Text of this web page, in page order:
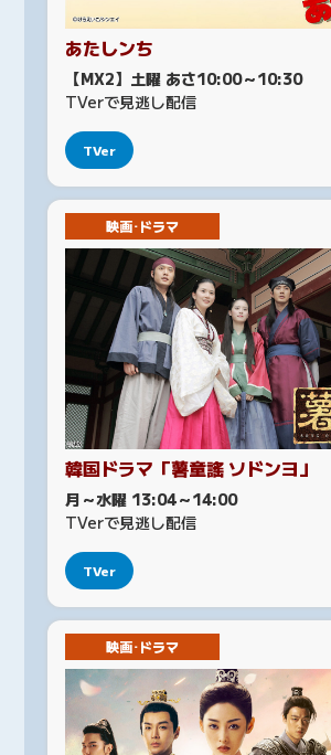
あたしンち
【MX2】土曜 あさ10:00～10:30
TVerで見逃し配信
TVer
映画･ドラマ
韓国ドラマ「薯童謠 ソドンヨ」
月～水曜 13:04～14:00
TVerで見逃し配信
TVer
映画･ドラマ